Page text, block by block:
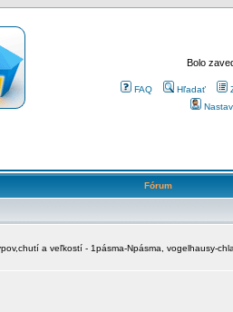
Bolo
FAQ Hľadať
Fórum
a veľkostí - 1pásma-Npásma, vogelhausy-